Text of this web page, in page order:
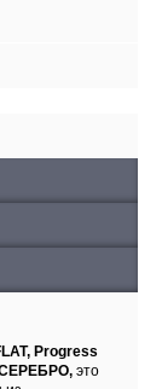
Progress
это